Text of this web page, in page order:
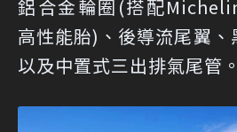
鋁合金輪圈(搭配
高性能胎)、後導流尾翼
以及中置式三出排氣尾管。